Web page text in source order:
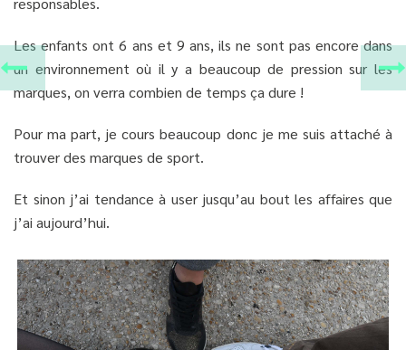
Les enfants ont 6 ans et 9 ans, ils ne sont pas encore dans
un environnement où il y a beaucoup de pression sur les
marques, on verra combien de temps ça dure !
Pour ma part, je cours beaucoup donc je me suis attaché à
trouver des marques de sport.
Et sinon j’ai tendance à user jusqu’au bout les affaires que
j’ai aujourd’hui.